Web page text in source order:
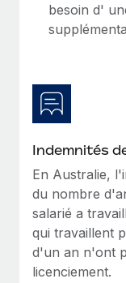
besoin d'
Indemnités
En Australie,
du nombre
salarié a
qui travaillent
d'un an n'ont
licenciement.